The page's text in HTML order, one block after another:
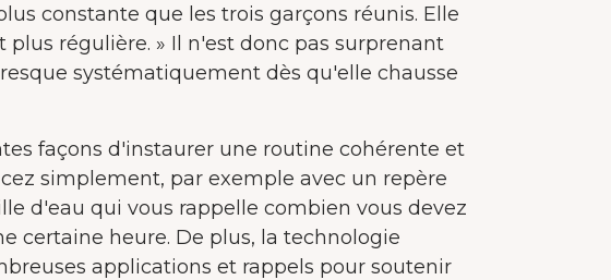
constante que les trois garçons réunis. Elle
plus régulière. » Il n'est donc pas surprenant
systématiquement dès qu'elle chausse
façons d'instaurer une routine cohérente et
simplement, par exemple avec un repère
d'eau qui vous rappelle combien vous devez
certaine heure. De plus, la technologie
applications et rappels pour soutenir
BIENVENUE CHEZ JUNAIU.
Nous utilisons des cookies sur notre site web afin
cookies
Tout accepter
Accepter seulement les essentiels